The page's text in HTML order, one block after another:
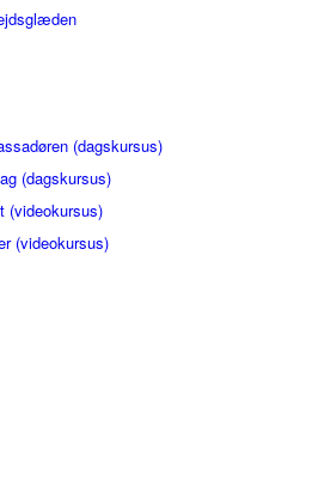
(dagskursus)
(dagskursus)
(videokursus)
(videokursus)